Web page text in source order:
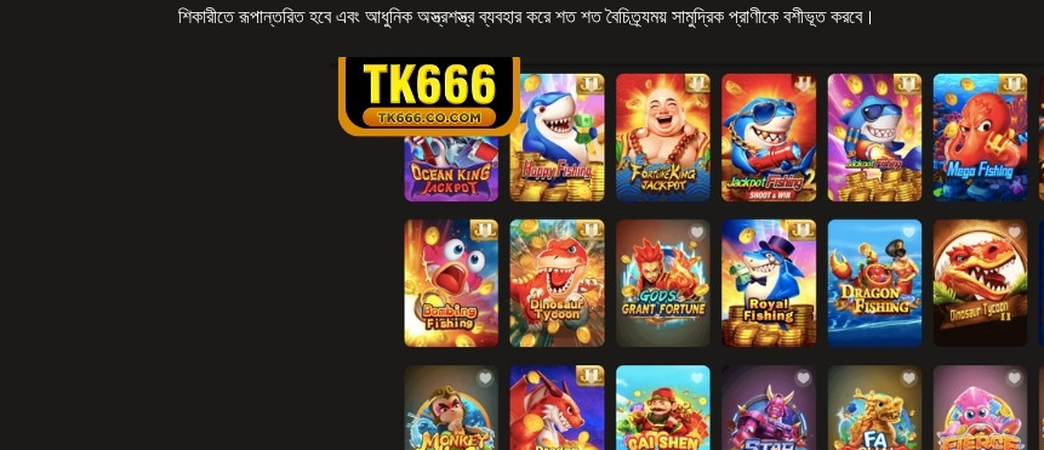
শিকারীতে রূপান্তরিত হবে এবং আধুনিক অস্ত্রশস্ত্র ব্যবহার করে শত শত বৈচিত্র্যময় সামুদ্রিক প্রাণীকে বশীভূত করবে।